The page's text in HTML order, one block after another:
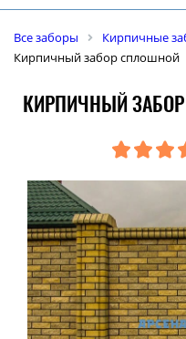
Все заборы
Кирпичные
Кирпичный забор сплошной
КИРПИЧНЫЙ